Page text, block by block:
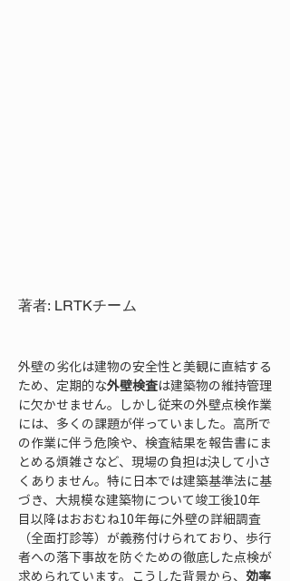
著者: LRTKチーム
外壁の劣化は建物の安全性と美観に直結する
ため、定期的な外壁検査は建築物の維持管理
に欠かせません。しかし従来の外壁点検作業
には、多くの課題が伴っていました。高所で
の作業に伴う危険や、検査結果を報告書にま
とめる煩雑さなど、現場の負担は決して小さ
くありません。特に日本では建築基準法に基
づき、大規模な建築物について竣工後10年
目以降はおおむね10年毎に外壁の詳細調査
（全面打診等）が義務付けられており、歩行
者への落下事故を防ぐための徹底した点検が
求められています。こうした背景から、 効率